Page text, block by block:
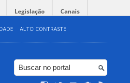
Legislação Canais
ALTO CONTRASTE